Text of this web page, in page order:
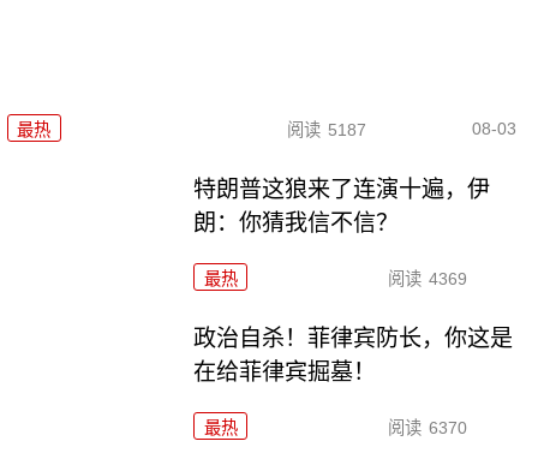
最热 阅读 5187 08-03
特朗普这狼来了连演十遍，伊
朗：你猜我信不信？
最热 阅读 4369
政治自杀！菲律宾防长，你这是
在给菲律宾掘墓！
最热 阅读 6370